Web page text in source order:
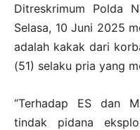
Ditreskrimum Polda
Selasa, 10 Juni 2025
adalah kakak dari
(51) selaku pria yang
“Terhadap ES dan
tindak pidana